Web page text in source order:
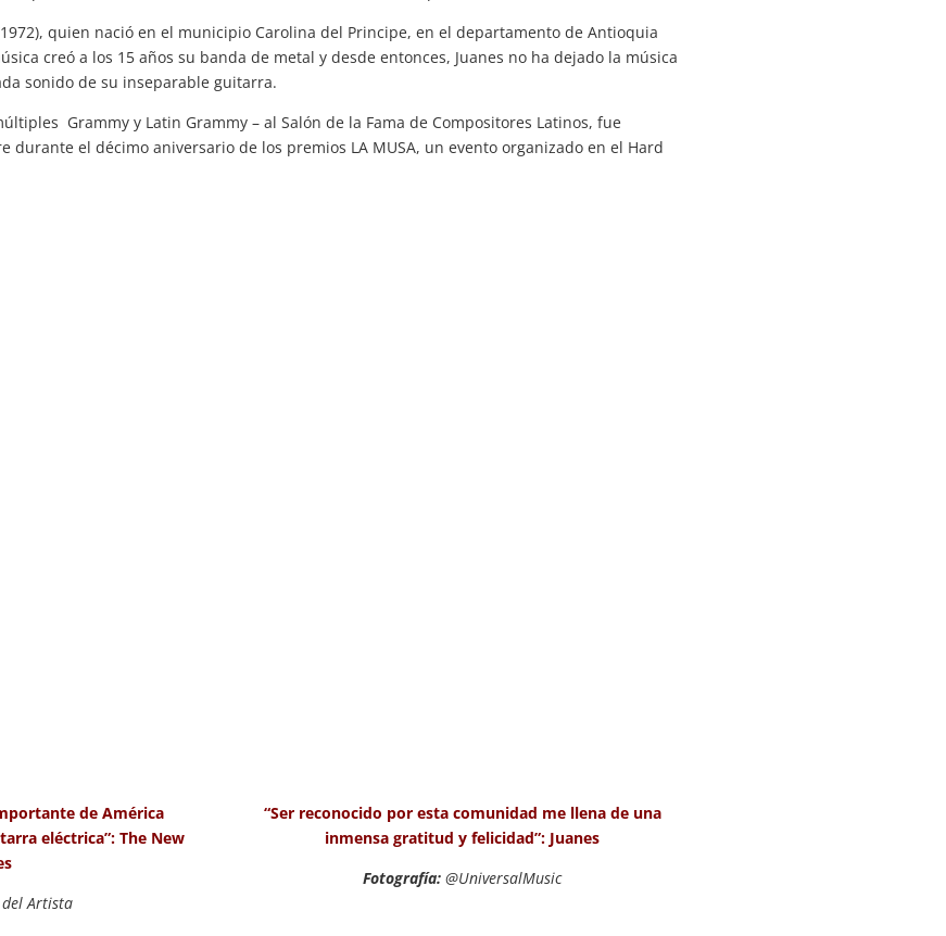
quien nació en el municipio Carolina del Principe, en el departamento de Antioquia
creó a los 15 años su banda de metal y desde entonces, Juanes no ha dejado la música
sonido de su inseparable guitarra.
Grammy y Latin Grammy – al Salón de la Fama de Compositores Latinos, fue
durante el décimo aniversario de los premios LA MUSA, un evento organizado en el Hard
de América
eléctrica”: The New
Artista
“Ser reconocido por esta comunidad me llena de una
inmensa gratitud y felicidad”: Juanes
Fotografía:@UniversalMusic